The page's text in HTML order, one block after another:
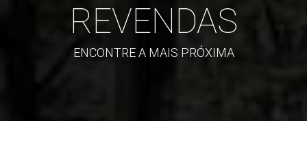
REVENDAS
ENCONTRE A MAIS PRÓXIMA